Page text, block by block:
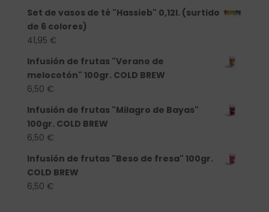
Set de vasos de té "Hassieb" 0,12l. (surtido
de 6 colores)
41,95 €
Infusión de frutas "Verano de
melocotón" 100gr. COLD BREW
6,50 €
Infusión de frutas "Milagro de Bayas"
100gr. COLD BREW
6,50 €
Infusión de frutas "Beso de fresa" 100gr.
COLD BREW
6,50 €